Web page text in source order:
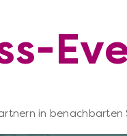
in benachbarten